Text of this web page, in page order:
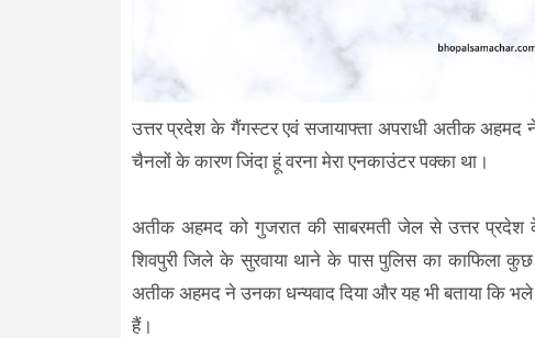
उत्तर प्रदेश के गैंगस्टर एवं सजायाफ्ता अपराधी अतीक अहमद
चैनलों के कारण जिंदा हूं वरना मेरा एनकाउंटर पक्का था।
अतीक अहमद को गुजरात की साबरमती जेल से उत्तर प्रदेश
शिवपुरी जिले के सुरवाया थाने के पास पुलिस का काफिला
अतीक अहमद ने उनका धन्यवाद दिया और यह भी बताया कि भले
हैं।